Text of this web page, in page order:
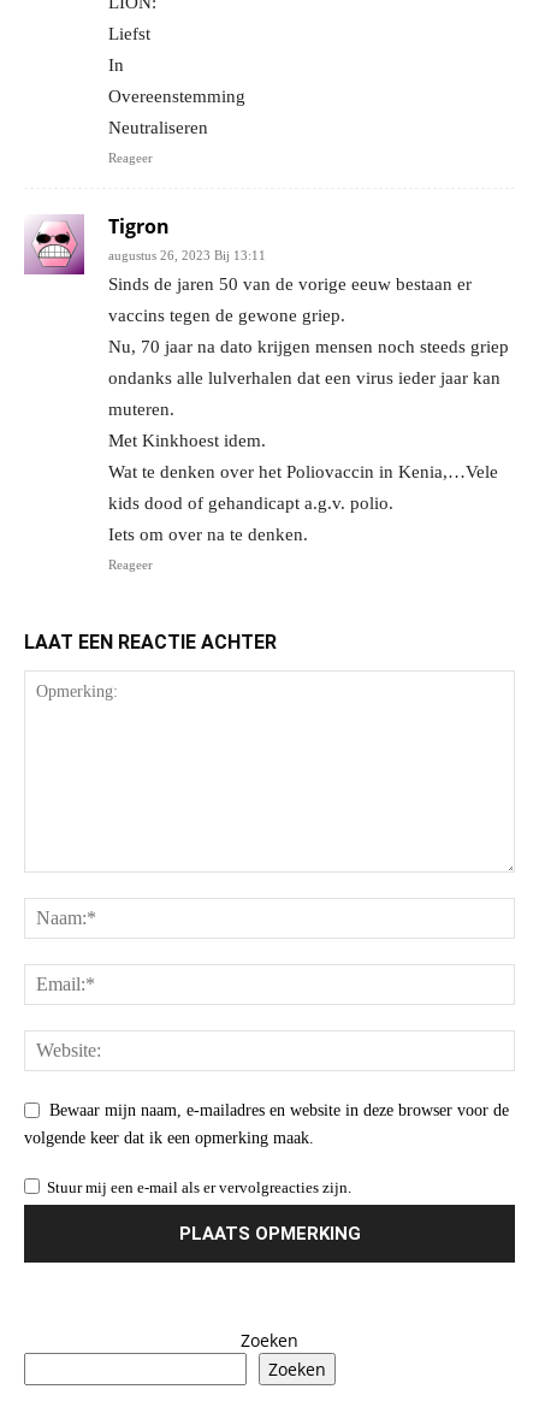
Liefst
In
Overeenstemming
Neutraliseren
Reageer
Tigron
augustus 26, 2023 Bij 13:11
Sinds de jaren 50 van de vorige eeuw bestaan er
vaccins tegen de gewone griep.
Nu, 70 jaar na dato krijgen mensen noch steeds griep
ondanks alle lulverhalen dat een virus ieder jaar kan
muteren.
Met Kinkhoest idem.
Wat te denken over het Poliovaccin in Kenia,…Vele
kids dood of gehandicapt a.g.v. polio.
Iets om over na te denken.
Reageer
LAAT EEN REACTIE ACHTER
Bewaar mijn naam, e-mailadres en website in deze browser voor de
volgende keer dat ik een opmerking maak.
Stuur mij een e-mail als er vervolgreacties zijn.
Zoeken
Zoeken